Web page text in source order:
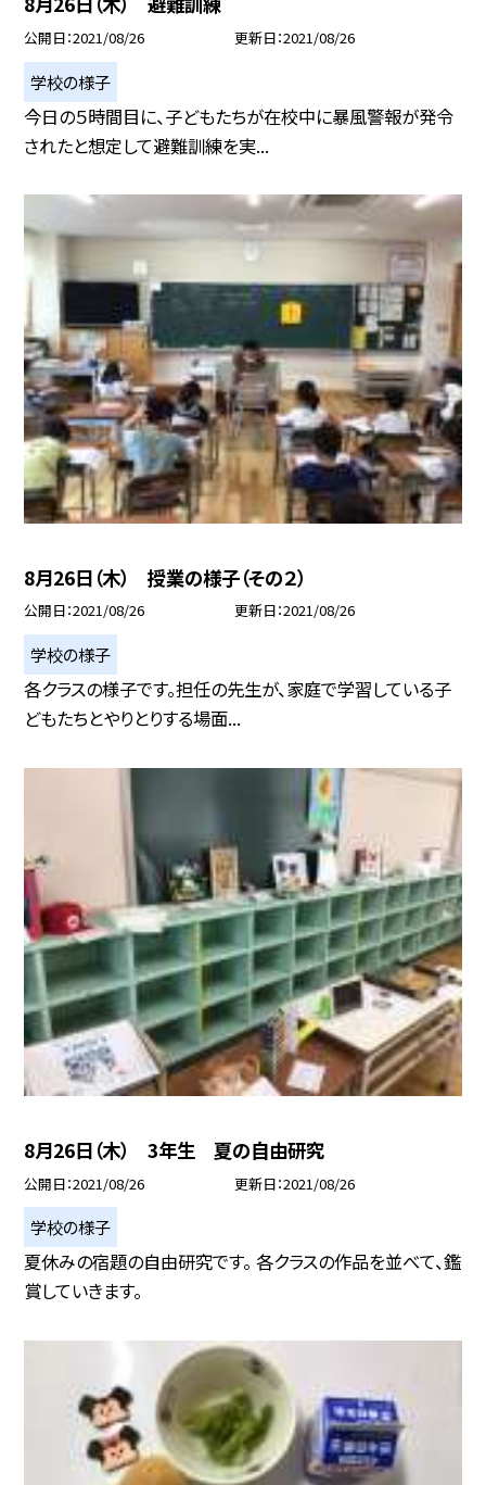
公開日 2021/08/26 更新日 2021/08/26
学校の様子
今日の５時間目に、子どもたちが在校中に暴風警報が発令
されたと想定して避難訓練を実...
8月26日（木） 授業の様子（その２）
公開日 2021/08/26 更新日 2021/08/26
学校の様子
各クラスの様子です。担任の先生が、家庭で学習している子
どもたちとやりとりする場面...
8月26日（木） 3年生 夏の自由研究
公開日 2021/08/26 更新日 2021/08/26
学校の様子
夏休みの宿題の自由研究です。 各クラスの作品を並べて、鑑
賞していきます。